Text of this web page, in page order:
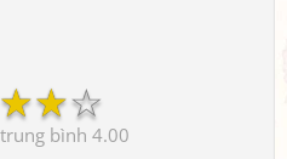
☆
☆
☆
4.00